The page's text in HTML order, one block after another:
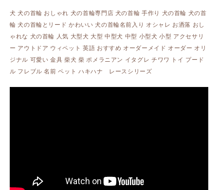
犬 犬の首輪 おしゃれ 犬の首輪専門店 犬の首輪 手作り 犬の首輪 犬の首
輪 犬の首輪とリード かわいい 犬の首輪名前入り オシャレ お洒落 おし
ゃれな 犬の首輪 人気 大型犬 大型 中型犬 中型 小型犬 小型 アクセサリ
ー アウトドア ウィペット 英語 おすすめ オーダーメイド オーダー オリ
ジナル 可愛い 金具 柴犬 柴 ポメラニアン イタグレ チワワ トイ プード
ル フレブル 名前 ペット ハキハナ レースシリーズ